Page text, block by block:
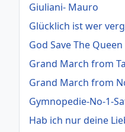
Giuliani- Mauro
Glücklich ist wer
God Save The Queen
Grand March from
Grand March from
Gymnopedie-No-1-
Hab ich nur deine